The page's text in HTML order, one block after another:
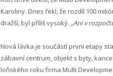
Karoliny. Dnes řekl, že rozdíl 100
dražší, byl příliš vysoký. „Ani v
Nová lávka je součástí první etapy
zábavní centrum, objekt s byty,
loňského roku firma Multi